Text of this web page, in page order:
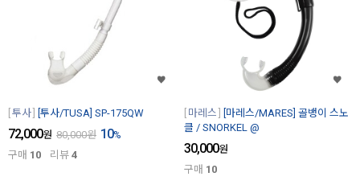
투사 [투사/TUSA] SP-175QW
72,000원 80,000원 10%
구매 10 리뷰 4
마레스
[마레스/MARES] 골뱅이 스노
클 / SNORKEL @
30,000원
구매 10